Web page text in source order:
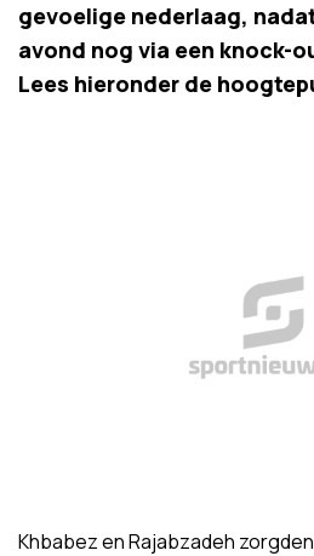
gevoelige nederlaag,
avond nog via een knock-
Lees hieronder de
Khbabez en Rajabzadeh